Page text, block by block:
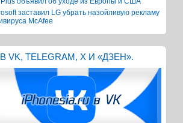
заставил LG убрать назойливую рекламу
McAfee
VK, TELEGRAM, X И «ДЗЕН».